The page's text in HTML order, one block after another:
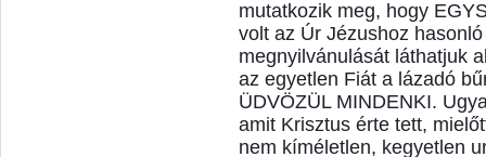
mutatkozik meg, hogy
volt az Úr Jézushoz
megnyilvánulását láthatjuk
az egyetlen Fiát a lázadó
ÜDVÖZÜL MINDENKI.
amit Krisztus érte tett,
nem kíméletlen, kegyetlen